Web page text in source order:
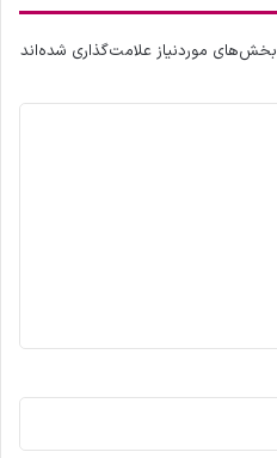
بخش‌های موردنیاز علامت‌گذاری شده‌اند